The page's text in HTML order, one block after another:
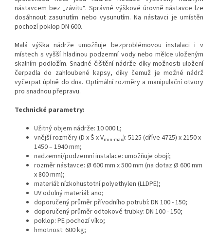
nástavcem bez „závitu“. Správné výškové úrovně nástavce lze
dosáhnout zasunutím nebo vysunutím. Na nástavci je umístěn
pochozí poklop DN 600.
Malá výška nádrže umožňuje bezproblémovou instalaci i v
místech s vyšší hladinou podzemní vody nebo mělce uloženým
skalním podložím. Snadné čištění nádrže díky možnosti uložení
čerpadla do zahloubené kapsy, díky čemuž je možné nádrž
vyčerpat úplně do dna. Optimální rozměry a manipulační otvory
pro snadnou přepravu.
Technické parametry:
Užitný objem nádrže: 10 000 L;
vnější rozměry (D x Š x Vmin-max): 5125 (dříve 4725) x 2150 x
1450 – 1940 mm;
nadzemní/podzemní instalace: umožňuje obojí;
rozměr nástavce: Ø 600 mm x 500 mm (na dotaz Ø 600 mm
x 800 mm);
materiál: nízkohustotní polyethylen (LLDPE);
UV odolný materiál: ano;
doporučený průměr přívodního potrubí: DN 100 - 150;
doporučený průměr odtokové trubky: DN 100 - 150;
poklop: PE pochozí víko;
hmotnost: 600 kg;